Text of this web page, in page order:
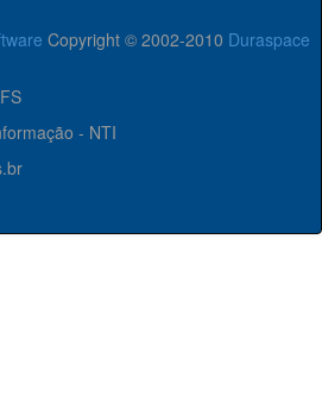
Copyright © 2002-2010 Duraspace
- NTI